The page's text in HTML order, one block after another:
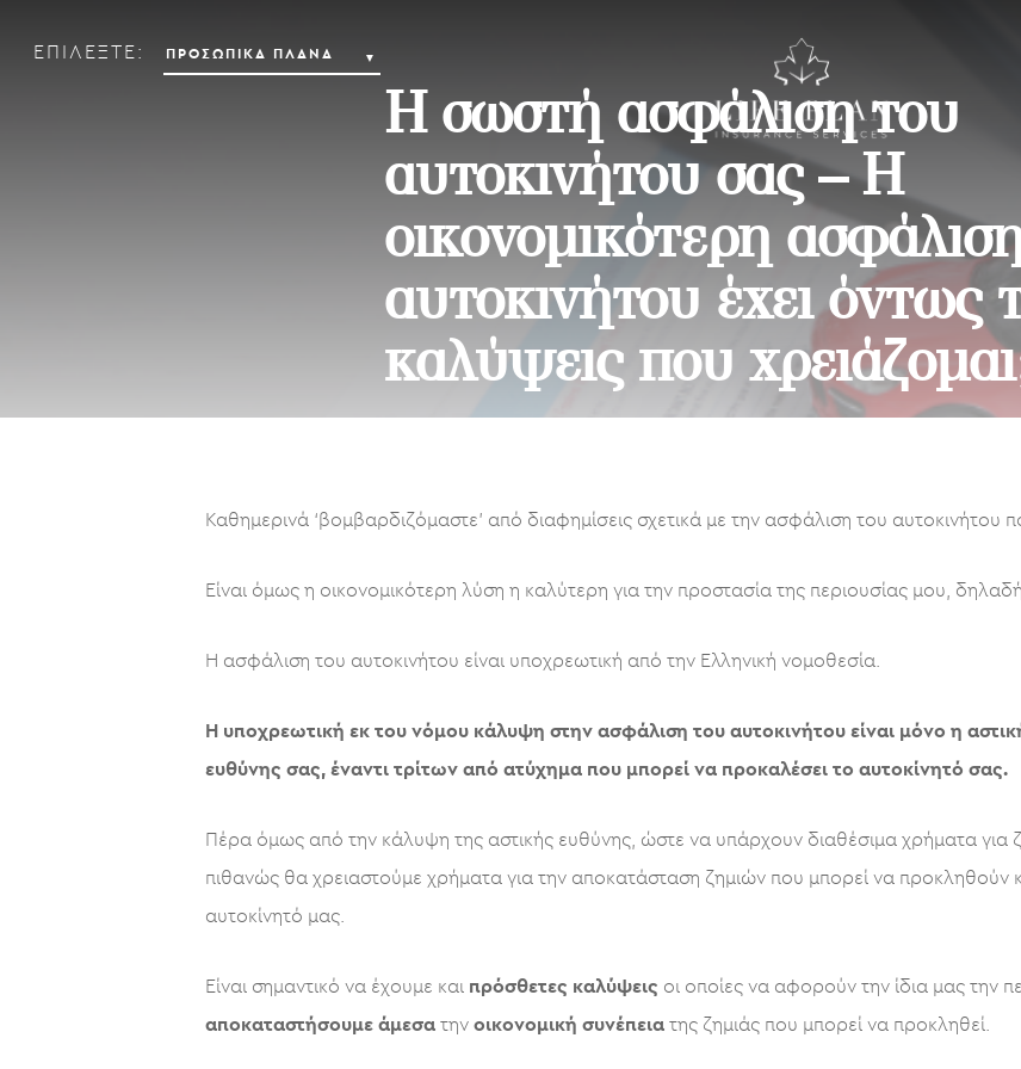
ΕΠΙΛΕΞΤΕ:
Η σωστή ασφάλιση του
αυτοκινήτου σας – Η
οικονομικότερη
αυτοκινήτου έχει όντως
καλύψεις που
Καθημερινά ‘βομβαρδιζόμαστε’ από διαφημίσεις σχετικά με την ασφάλιση του
Είναι όμως η οικονομικότερη λύση η καλύτερη για την προστασία της περιουσίας μου,
H ασφάλιση του αυτοκινήτου είναι υποχρεωτική από την Ελληνική νομοθεσία.
Η υποχρεωτική εκ του νόμου κάλυψη στην ασφάλιση του αυτοκινήτου είναι μόνο η
ευθύνης σας, έναντι τρίτων από ατύχημα που μπορεί να προκαλέσει το αυτοκίνητό σας.
Πέρα όμως από την κάλυψη της αστικής ευθύνης, ώστε να υπάρχουν διαθέσιμα χρήματα για
πιθανώς θα χρειαστούμε χρήματα για την αποκατάσταση ζημιών που μπορεί να προκληθούν
αυτοκίνητό μας.
Είναι σημαντικό να έχουμε και πρόσθετες καλύψεις οι οποίες να αφορούν την ίδια μας την
αποκαταστήσουμε άμεσα την οικονομική συνέπεια της ζημιάς που μπορεί να προκληθεί.